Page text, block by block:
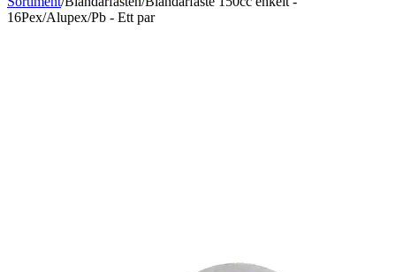
16Pex/Alupex/Pb - Ett par